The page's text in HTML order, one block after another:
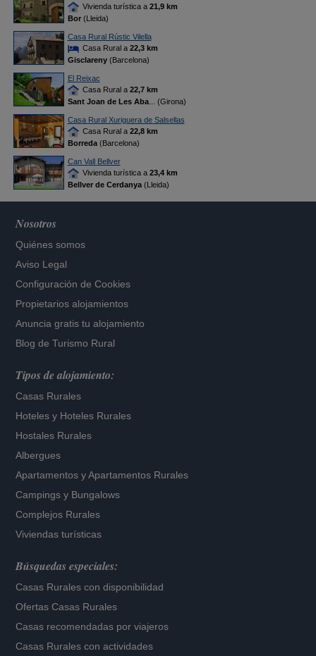
Vivienda turística a 21,9 km
Bor(Lleida)
Casa Rural Rústic Vilella
Casa Rural a 22,3 km
Gisclareny(Barcelona)
El Reixac
Casa Rural a 22,7 km
Sant Joan de Les Aba... (Girona)
Casa Rural Xuriguera de Salsellas
Casa Rural a 22,8 km
Borreda(Barcelona)
Can Vall Bellver
Vivienda turística a 23,4 km
Bellver de Cerdanya(Lleida)
Nosotros
Quiénes somos
Aviso Legal
Configuración de Cookies
Propietarios alojamientos
Anuncia gratis tu alojamiento
Blog de Turismo Rural
Tipos de alojamiento:
Casas Rurales
Hoteles y Hoteles Rurales
Hostales Rurales
Albergues
Apartamentos yApartamentos Rurales
Campings y Bungalows
Complejos Rurales
Viviendas turísticas
Búsquedas especiales:
Casas Rurales con disponibilidad
Ofertas Casas Rurales
Casas recomendadas por viajeros
Casas Rurales con actividades